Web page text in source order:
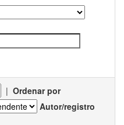
| Ordenar por
Autor/registro